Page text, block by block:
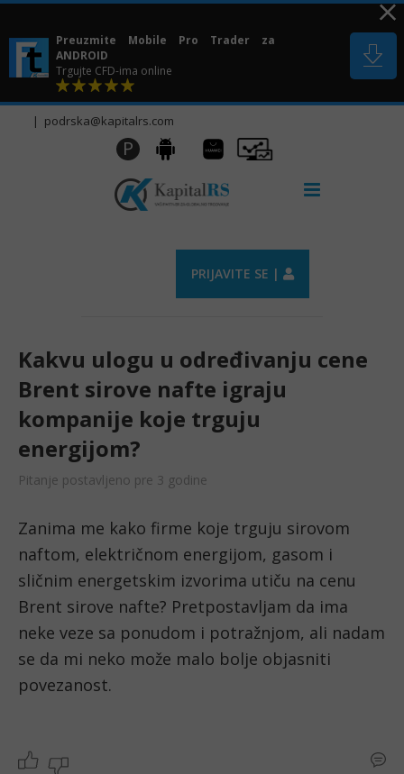
Skip
content
Preuzmite Mobile Pro Trader za
ANDROID
Trgujte CFD-ima online
| podrska@kapitalrs.com
P Android
Huawei
AppGallery
Pro
Trader
PRIJAVITE SE |
Kakvu ulogu u određivanju cene
Brent sirove nafte igraju
kompanije koje trguju
energijom?
Pitanje postavljeno pre 3 godine
Zanima me kako firme koje trguju sirovom
naftom, električnom energijom, gasom i
sličnim energetskim izvorima utiču na cenu
Brent sirove nafte? Pretpostavljam da ima
neke veze sa ponudom i potražnjom, ali nadam
se da mi neko može malo bolje objasniti
povezanost.